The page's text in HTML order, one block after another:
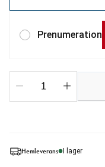
Hemleverans I lager
Prenumeration